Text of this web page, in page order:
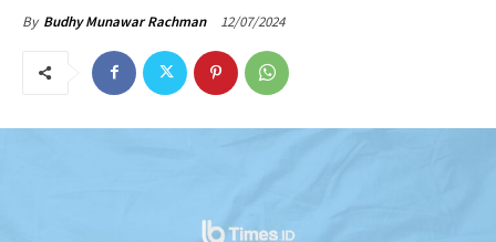
By Budhy Munawar Rachman 12/07/2024